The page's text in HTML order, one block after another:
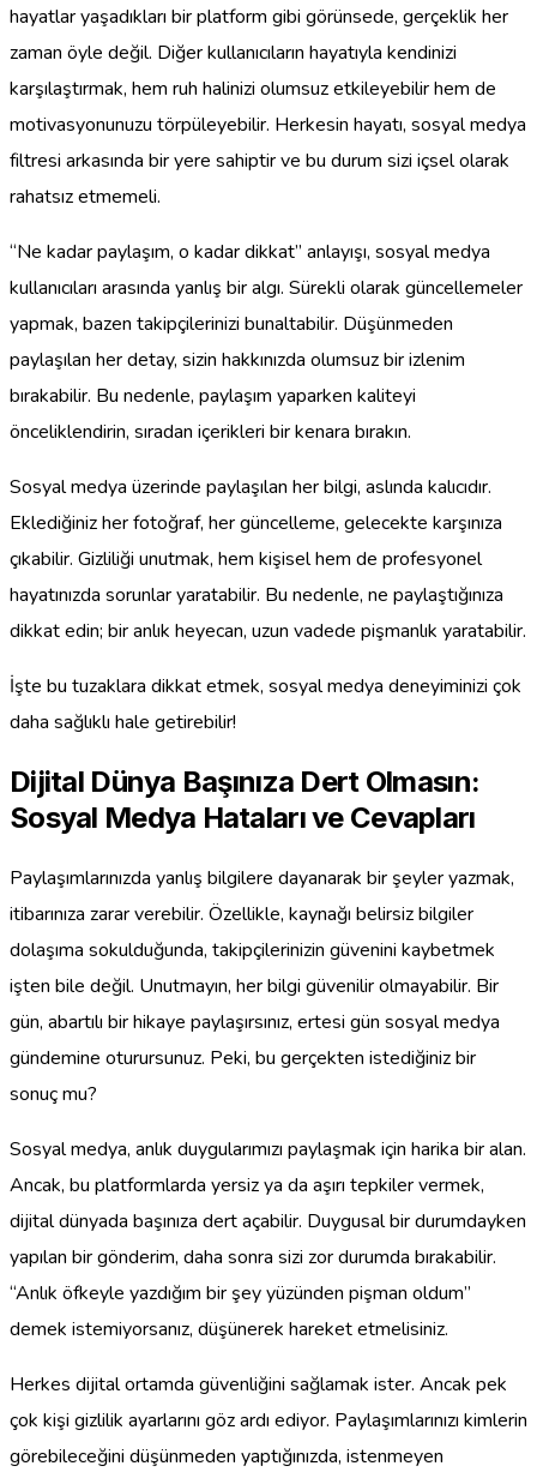
hayatlar yaşadıkları bir platform gibi görünsede, gerçeklik her
zaman öyle değil. Diğer kullanıcıların hayatıyla kendinizi
karşılaştırmak, hem ruh halinizi olumsuz etkileyebilir hem de
motivasyonunuzu törpüleyebilir. Herkesin hayatı, sosyal medya
filtresi arkasında bir yere sahiptir ve bu durum sizi içsel olarak
rahatsız etmemeli.
“Ne kadar paylaşım, o kadar dikkat” anlayışı, sosyal medya
kullanıcıları arasında yanlış bir algı. Sürekli olarak güncellemeler
yapmak, bazen takipçilerinizi bunaltabilir. Düşünmeden
paylaşılan her detay, sizin hakkınızda olumsuz bir izlenim
bırakabilir. Bu nedenle, paylaşım yaparken kaliteyi
önceliklendirin, sıradan içerikleri bir kenara bırakın.
Sosyal medya üzerinde paylaşılan her bilgi, aslında kalıcıdır.
Eklediğiniz her fotoğraf, her güncelleme, gelecekte karşınıza
çıkabilir. Gizliliği unutmak, hem kişisel hem de profesyonel
hayatınızda sorunlar yaratabilir. Bu nedenle, ne paylaştığınıza
dikkat edin; bir anlık heyecan, uzun vadede pişmanlık yaratabilir.
İşte bu tuzaklara dikkat etmek, sosyal medya deneyiminizi çok
daha sağlıklı hale getirebilir!
Dijital Dünya Başınıza Dert Olmasın:
Sosyal Medya Hataları ve Cevapları
Paylaşımlarınızda yanlış bilgilere dayanarak bir şeyler yazmak,
itibarınıza zarar verebilir. Özellikle, kaynağı belirsiz bilgiler
dolaşıma sokulduğunda, takipçilerinizin güvenini kaybetmek
işten bile değil. Unutmayın, her bilgi güvenilir olmayabilir. Bir
gün, abartılı bir hikaye paylaşırsınız, ertesi gün sosyal medya
gündemine oturursunuz. Peki, bu gerçekten istediğiniz bir
sonuç mu?
Sosyal medya, anlık duygularımızı paylaşmak için harika bir alan.
Ancak, bu platformlarda yersiz ya da aşırı tepkiler vermek,
dijital dünyada başınıza dert açabilir. Duygusal bir durumdayken
yapılan bir gönderim, daha sonra sizi zor durumda bırakabilir.
“Anlık öfkeyle yazdığım bir şey yüzünden pişman oldum”
demek istemiyorsanız, düşünerek hareket etmelisiniz.
Herkes dijital ortamda güvenliğini sağlamak ister. Ancak pek
çok kişi gizlilik ayarlarını göz ardı ediyor. Paylaşımlarınızı kimlerin
görebileceğini düşünmeden yaptığınızda, istenmeyen